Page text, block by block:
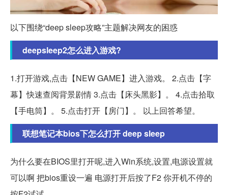
以下围绕“deep sleep攻略”主题解决网友的困惑
deepsleep2怎么进入游戏?
1.打开游戏,点击【NEW GAME】进入游戏。 2.点击【字
幕】快速查阅背景剧情 3.点击【床头黑影】。 4.点击拾取
【手电筒】。 5.点击打开【房门】。 以上回答希望。
联想笔记本bios下怎么打开 deep sleep
为什么要在BIOS里打开呢,进入Win系统,设置,电源设置就
可以啊 把bios重设一遍 电源打开后按了F2 你开机不停的